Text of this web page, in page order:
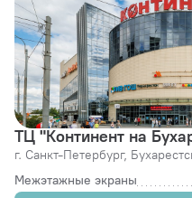
ТЦ "Континент на
г. Санкт-Петербург,
Межэтажные экраны